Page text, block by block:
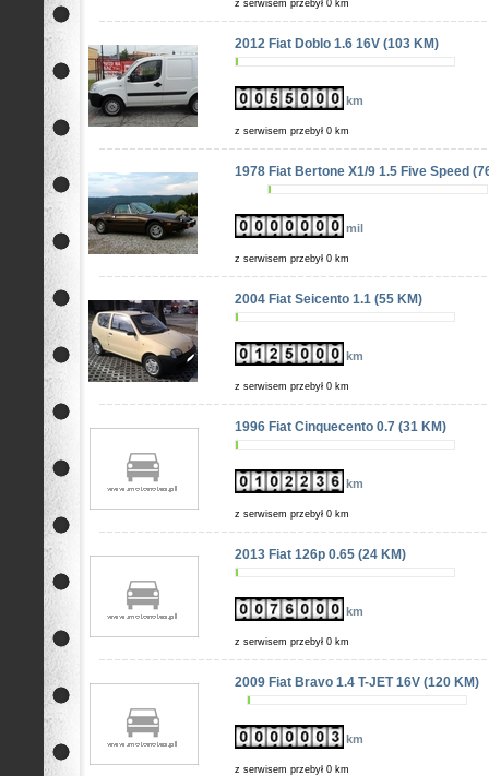
z serwisem przebył 0 km
2012 Fiat Doblo 1.6 16V (103 KM)
km
z serwisem przebył 0 km
1978 Fiat Bertone X1/9 1.5 Five Speed
mil
z serwisem przebył 0 km
2004 Fiat Seicento 1.1 (55 KM)
km
z serwisem przebył 0 km
1996 Fiat Cinquecento 0.7 (31 KM)
km
z serwisem przebył 0 km
2013 Fiat 126p 0.65 (24 KM)
km
z serwisem przebył 0 km
2009 Fiat Bravo 1.4 T-JET 16V (120 KM)
km
z serwisem przebył 0 km